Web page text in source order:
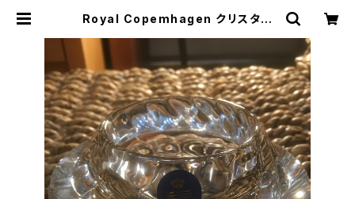
Royal Copemhagen クリスタル
oth- | 新宿区神楽坂のリサイクルシ